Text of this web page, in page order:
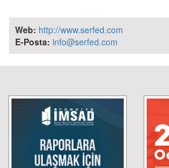
Web: http://www.serfed.com
E-Posta: info@serfed.com